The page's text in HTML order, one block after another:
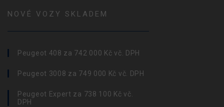
NOVÉ VOZY SKLADEM
Peugeot 408 za 742 000 Kč vč. DPH
Peugeot 3008 za 749 000 Kč vč. DPH
Peugeot Expert za 738 100 Kč vč.
DPH